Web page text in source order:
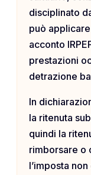
disciplinato
può
acconto
prestazioni
detrazione
In
la ritenuta
quindi la
rimborsare o
l’imposta